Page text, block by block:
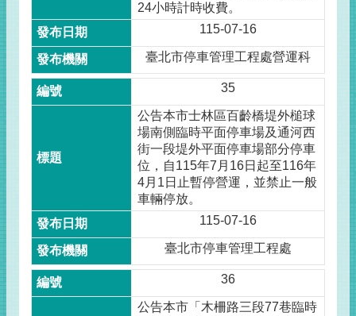
24小時計時收費。
115-07-16
臺北市停車管理工程處營運科
35
公告本市士林區百齡橋堤外槌球
場南側臨時平面停車場及通河西
街一段堤外平面停車場部分停車
位，自115年7月16日起至116年
4月1日止暫停營運，並禁止一般
車輛停放。
115-07-16
臺北市停車管理工程處
36
公告本市「木柵路三段77巷臨時